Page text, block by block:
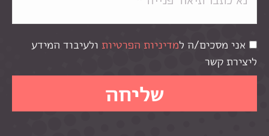
אני מסכים/ה למדיניות הפרטיות ולעיבוד המידע
ליצירת קשר